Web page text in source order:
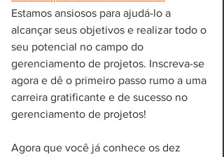
Estamos ansiosos para ajudá-lo a
alcançar seus objetivos e realizar todo o
seu potencial no campo do
gerenciamento de projetos. Inscreva-se
agora e dê o primeiro passo rumo a uma
carreira gratificante e de sucesso no
gerenciamento de projetos!
Agora que você já conhece os dez